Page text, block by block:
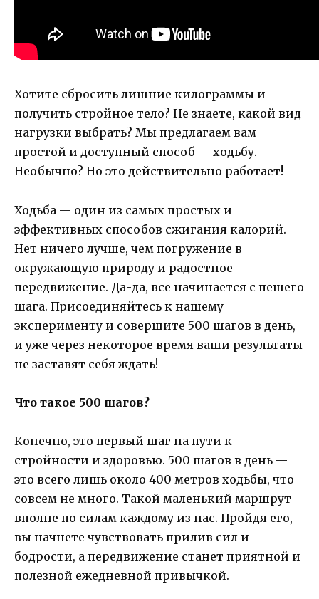
Хотите сбросить лишние килограммы и
получить стройное тело? Не знаете, какой вид
нагрузки выбрать? Мы предлагаем вам
простой и доступный способ — ходьбу.
Необычно? Но это действительно работает!
Ходьба — один из самых простых и
эффективных способов сжигания калорий.
Нет ничего лучше, чем погружение в
окружающую природу и радостное
передвижение. Да-да, все начинается с пешего
шага. Присоединяйтесь к нашему
эксперименту и совершите 500 шагов в день,
и уже через некоторое время ваши результаты
не заставят себя ждать!
Что такое 500 шагов?
Конечно, это первый шаг на пути к
стройности и здоровью. 500 шагов в день —
это всего лишь около 400 метров ходьбы, что
совсем не много. Такой маленький маршрут
вполне по силам каждому из нас. Пройдя его,
вы начнете чувствовать прилив сил и
бодрости, а передвижение станет приятной и
полезной ежедневной привычкой.